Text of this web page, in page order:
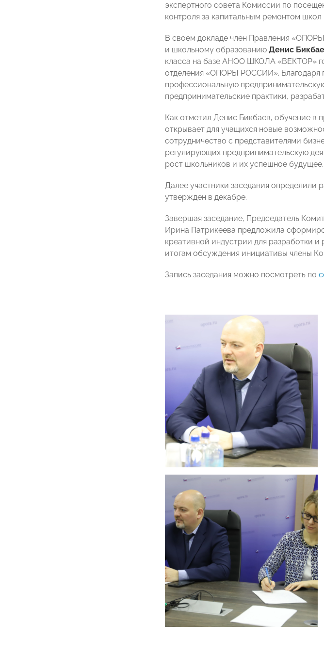
экспертного совета Комиссии по
контроля за капитальным ремонтом
В своем докладе член Правления
и школьному образованию Денис
класса на базе АНОО ШКОЛА «ВЕКТОР»
отделения «ОПОРЫ РОССИИ». Благодаря
профессиональную
предпринимательские практики,
Как отметил Денис Бикбаев, обучение в
открывает для учащихся новые
сотрудничество с представителями
регулирующих предпринимательскую
рост школьников и их успешное будущее.
Далее участники заседания определили
утвержден в декабре.
Завершая заседание, Председатель
Ирина Патрикеева предложила
креативной индустрии для разработки
итогам обсуждения инициативы члены
Запись заседания можно посмотреть по